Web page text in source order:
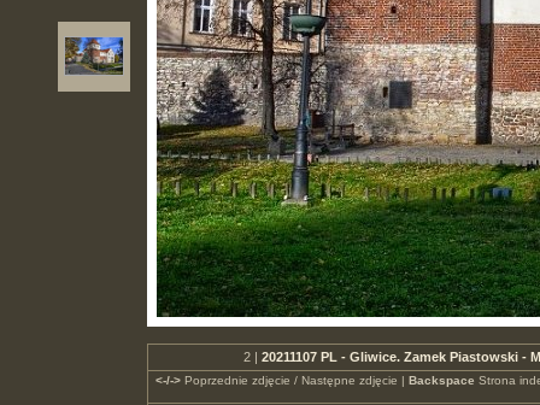
2 | 20211107 PL - Gliwice. Zamek Piastowski
<-/->Poprzednie zdjęcie / Następne zdjęcie | Backspace Strona